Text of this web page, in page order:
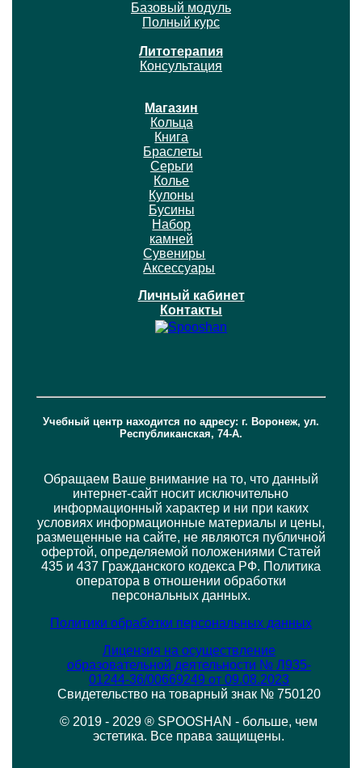
Базовый модуль
Полный курс
Литотерапия
Консультация
Магазин
Кольца
Книга
Браслеты
Серьги
Колье
Кулоны
Бусины
Набор
камней
Сувениры
Аксессуары
Личный кабинет
Контакты
Учебный центр находится по адресу: г. Воронеж, ул.
Республиканская, 74-А.
Обращаем Ваше внимание на то, что данный
интернет-сайт носит исключительно
информационный характер и ни при каких
условиях информационные материалы и цены,
размещенные на сайте, не являются публичной
офертой, определяемой положениями Статей
435 и 437 Гражданского кодекса РФ. Политика
оператора в отношении обработки
персональных данных.
Политики обработки персональных данных
Лицензия на осуществление
образовательной деятельности № Л935-
01244-36/00669249 от 09.08.2023
Свидетельство на товарный знак № 750120
© 2019 - 2029 ® SPOOSHAN - больше, чем
эстетика. Все права защищены.